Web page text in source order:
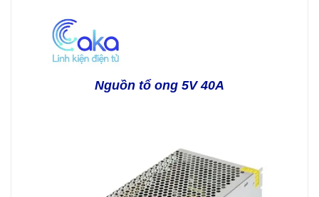
Nguồn tổ ong 5V 40A